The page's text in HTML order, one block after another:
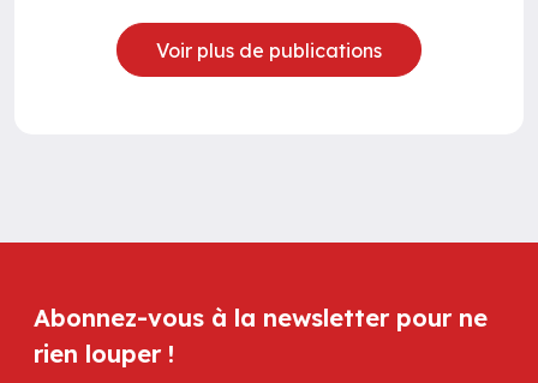
Voir plus de publications
Abonnez-vous à la newsletter pour ne
rien louper !